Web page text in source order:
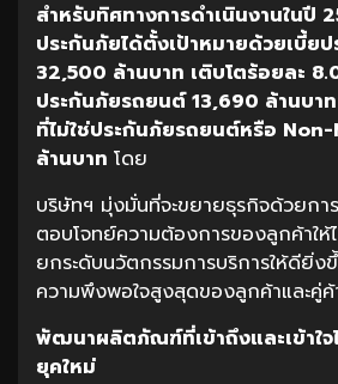
สำหรับทิศทางการดำเนินงานในปี
ประกันภัยได้ตั้งเป้าหมายด้วยเบี้ย
32,500 ล้านบาท เติบโตร้อยละ
ประกันภัยรถยนต์13,690 ล้านบาท
ที่ไม่ใช่ประกันภัยรถยนต์หรือ Non-
ล้านบาท โดย
บริษัทฯ มุ่งมั่นที่จะขยายธุรกิจด้วย
ตอบโจทย์ความต้องการของลูกค้าใ
ยกระดับนวัตกรรมการบริการให้ดียิ่ง
ความพึงพอใจสูงสุดของลูกค้าและคู่ค้
พัฒนาผลิตภัณฑ์ที่เข้าถึงและเข้าใ
ยุคใหม่